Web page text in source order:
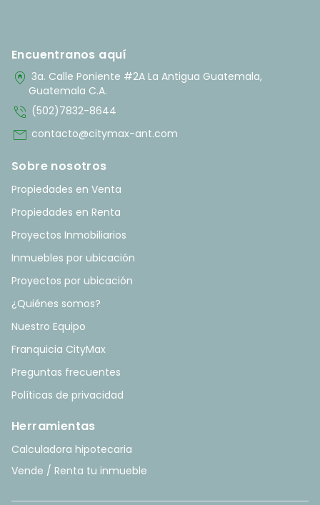
Encuentranos aquí
home_pin 3a. Calle Poniente #2A La Antigua Guatemala,
Guatemala C.A.
phone_in_talk (502)7832-8644
mail contacto@citymax-ant.com
Sobre nosotros
Propiedades en Venta
Propiedades en Renta
Proyectos Inmobiliarios
Inmuebles por ubicación
Proyectos por ubicación
¿Quiénes somos?
Nuestro Equipo
Franquicia CityMax
Preguntas frecuentes
Políticas de privacidad
Herramientas
Calculadora hipotecaria
Vende / Renta tu inmueble